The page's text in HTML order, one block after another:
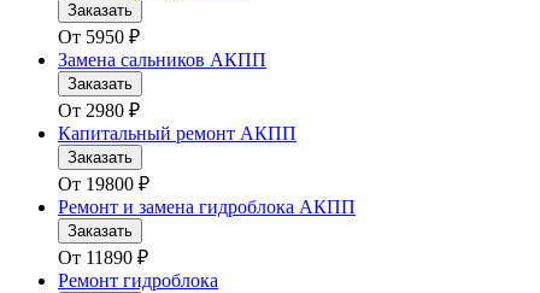
Заказать
От 5950 ₽
Замена сальников АКПП
Заказать
От 2980 ₽
Капитальный ремонт АКПП
Заказать
От 19800 ₽
Ремонт и замена гидроблока АКПП
Заказать
От 11890 ₽
Ремонт гидроблока